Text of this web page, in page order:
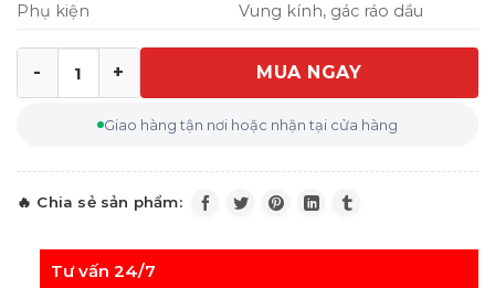
Phụ kiện
Vung kính, gác ráo dầu
Chảo sâu lòng ZWILLING Plus Pro Wok 32cm số lượng
MUA NGAY
Giao hàng tận nơi hoặc nhận tại cửa hàng
Tư vấn 24/7